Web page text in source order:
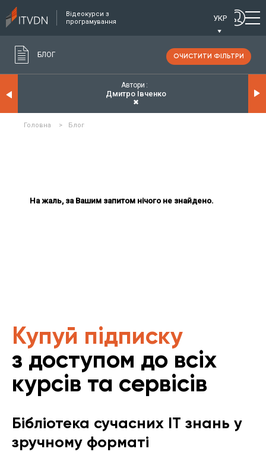
Відеокурси з
програмування
УКР
БЛОГ ОЧИСТИТИ ФІЛЬТРИ
Автори
Дмитро Івченко
✖
Головна > Блог
На жаль, за Вашим запитом нічого не знайдено.
Купуй підписку
з доступом до всіх
курсів та сервісів
Бібліотека сучасних IT знань у
зручному форматі